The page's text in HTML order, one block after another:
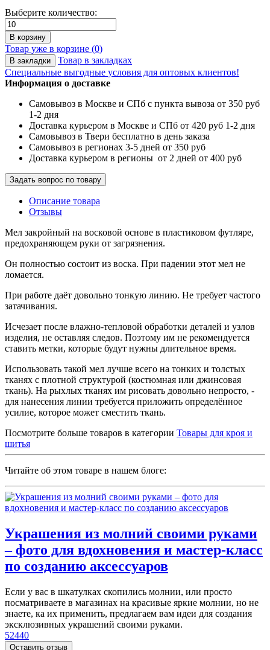
Выберите количество:
В корзину
Товар уже в корзине (0)
В закладки
Товар в закладках
Специальные выгодные условия для оптовых клиентов!
Информация о доставке
Самовывоз в Москве и СПб с пункта вывоза от 350 руб
1-2 дня
Доставка курьером в Москве и СПб от 420 руб 1-2 дня
Самовывоз в Твери бесплатно в день заказа
Самовывоз в регионах 3-5 дней от 350 руб
Доставка курьером в регионы от 2 дней от 400 руб
Задать вопрос по товару
Описание товара
Отзывы
Мел закройный на восковой основе в пластиковом футляре,
предохраняющем руки от загрязнения.
Он полностью состоит из воска. При падении этот мел не
ломается.
При работе даёт довольно тонкую линию. Не требует частого
затачивания.
Исчезает после влажно-тепловой обработки деталей и узлов
изделия, не оставляя следов. Поэтому им не рекомендуется
ставить метки, которые будут нужны длительное время.
Использовать такой мел лучше всего на тонких и толстых
тканях с плотной структурой (костюмная или джинсовая
ткань). На рыхлых тканях им рисовать довольно непросто, -
для нанесения линии требуется приложить определённое
усилие, которое может сместить ткань.
Посмотрите больше товаров в категории Товары для кроя и
шитья
Читайте об этом товаре в нашем блоге:
Украшения из молний своими руками
– фото для вдохновения и мастер-класс
по созданию аксессуаров
Если у вас в шкатулках скопились молнии, или просто
посматриваете в магазинах на красивые яркие молнии, но не
знаете, ка их применить, предлагаем вам идеи для создания
эксклюзивных украшений своими руками.
52440
Оставить отзыв